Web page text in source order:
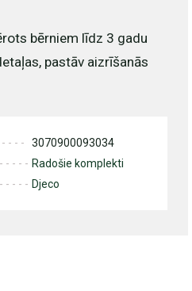
bērniem līdz 3 gadu
pastāv aizrīšanās
3070900093034
Radošie komplekti
Djeco